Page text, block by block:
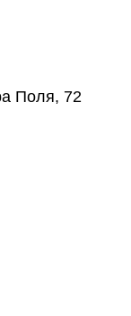
Поля, 72